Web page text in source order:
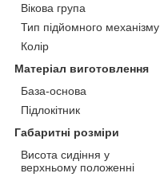
Вікова група
Тип підйомного механізму
Колір
Матеріал виготовлення
База-основа
Підлокітник
Габаритні розміри
Висота сидіння у
верхньому положенні